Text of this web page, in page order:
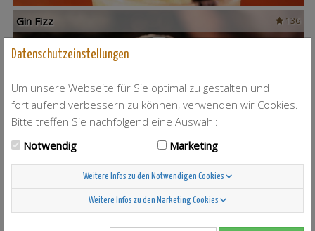
136
Gin Fizz
Hast du dieses
-Rezept auch zubereitet? Lade
Foto hochladen
Datenschutzeinstellungen
Um unsere Webseite für Sie optimal zu gestalten und
fortlaufend verbessern zu können, verwenden wir Cookies.
Bitte treffen Sie nachfolgend eine Auswahl:
Notwendig
Marketing
Weitere Infos zu den Notwendigen Cookies
Weitere Infos zu den Marketing Cookies